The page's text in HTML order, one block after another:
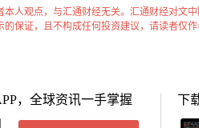
本人观点，与汇通财经无关。汇通财经对文
的保证，且不构成任何投资建议，请读者仅
，全球资讯一手掌握 下